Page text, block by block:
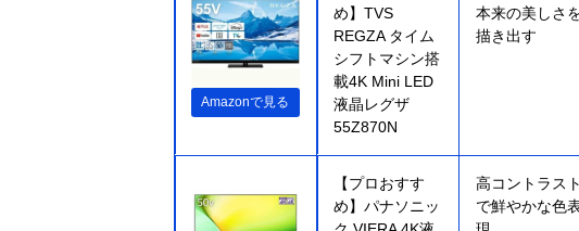
Amazonで見る
め】TVS
REGZA タイム
シフトマシン搭
載4K Mini LED
液晶レグザ
55Z870N
本来の美しさ
描き出す
【プロおすす
め】パナソニッ
高コントラスト
で鮮やかな色